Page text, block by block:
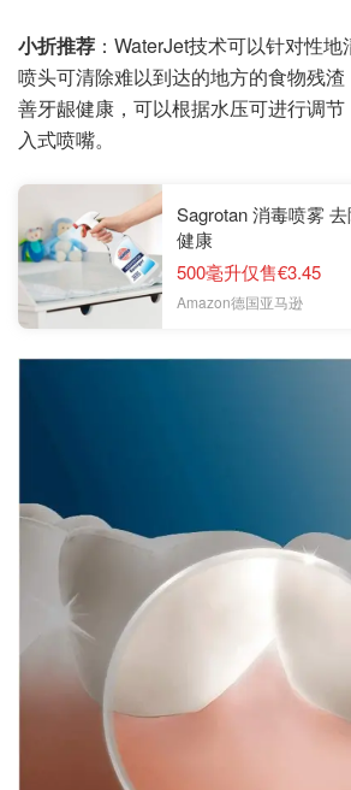
小折推荐 ：WaterJet技术可以针对性
喷头可清除难以到达的地方的食物残
善牙龈健康，可以根据水压可进行调
入式喷嘴。
Sagrotan 消毒喷雾
健康
500毫升仅售€3.45
Amazon德国亚马逊